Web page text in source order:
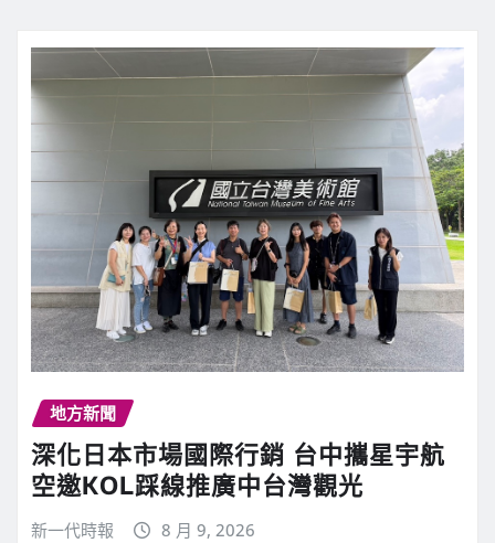
地方新聞
深化日本市場國際行銷 台中攜星宇航
空邀KOL踩線推廣中台灣觀光
新一代時報 8 月 9, 2026